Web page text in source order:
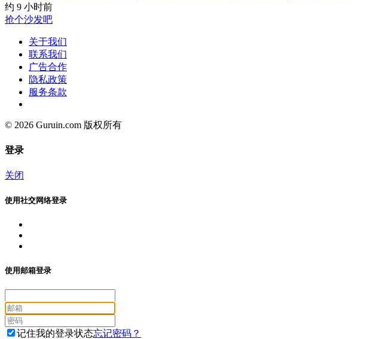
约 9 小时前
抢个沙发吧
关于我们
联系我们
广告合作
隐私政策
服务条款
© 2026 Guruin.com 版权所有
登录
关闭
使用社交网络登录
使用邮箱登录
记住我的登录状态忘记密码？